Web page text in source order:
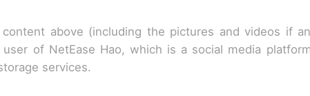
above (including the pictures and videos if
of NetEase Hao, which is a social media
services.